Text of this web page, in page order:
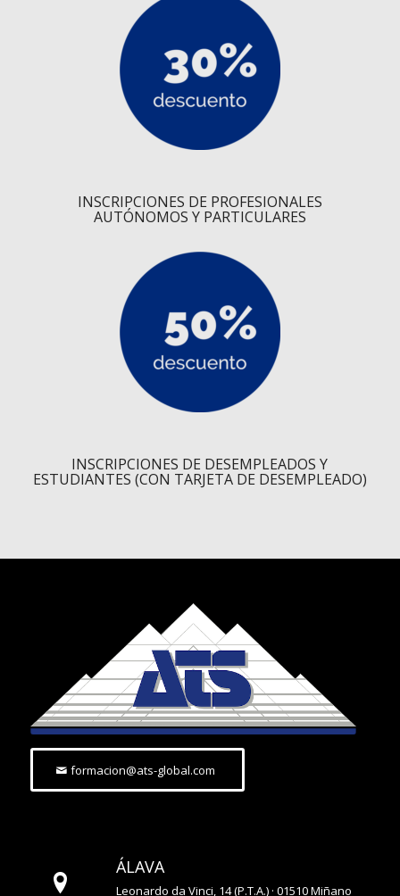
INSCRIPCIONES DE PROFESIONALES
AUTÓNOMOS Y PARTICULARES
INSCRIPCIONES DE DESEMPLEADOS Y
ESTUDIANTES (CON TARJETA DE DESEMPLEADO)
formacion@ats-global.com
ÁLAVA
Leonardo da Vinci, 14 (P.T.A.) · 01510 Miñano